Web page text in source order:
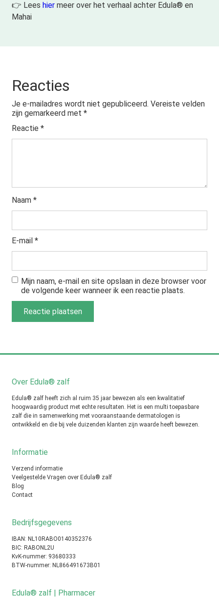
👉 Lees hier meer over het verhaal achter Edula® en
Mahai
Reacties
Je e-mailadres wordt niet gepubliceerd. Vereiste velden
zijn gemarkeerd met *
Reactie *
Naam *
E-mail *
Mijn naam, e-mail en site opslaan in deze browser voor
de volgende keer wanneer ik een reactie plaats.
Over Edula® zalf
Edula® zalf heeft zich al ruim 35 jaar bewezen als een kwalitatief
hoogwaardig product met echte resultaten. Het is een multi toepasbare
zalf die in samenwerking met vooraanstaande dermatologen is
ontwikkeld en die bij vele duizenden klanten zijn waarde heeft bewezen.
Informatie
Verzend informatie
Veelgestelde Vragen over Edula® zalf
Blog
Contact
Bedrijfsgegevens
IBAN: NL10RABO0140352376
BIC: RABONL2U
KvK-nummer: 93680333
BTW-nummer: NL866491673B01
Edula® zalf | Pharmacer